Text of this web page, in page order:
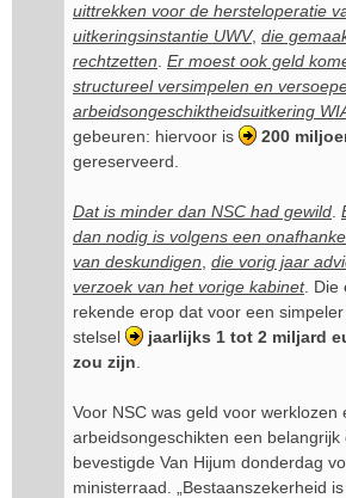
uittrekken voor de hersteloperatie
uitkeringsinstantie UWV, die
rechtzetten Er moest ook geld
structureel versimpelen en
arbeidsongeschiktheidsuitkering
gebeuren: hiervoor is
200
gereserveerd.
Dat is minder dan NSC had gewild
dan nodig is volgens een
van deskundigen die vorig jaar
verzoek van het vorige kabinet. Die
rekende erop dat voor een
stelsel
jaarlijks 1 tot 2 miljard
zou zijn
Voor NSC was geld voor werklozen
arbeidsongeschikten een belangrijk
bevestigde Van Hijum donderdag
ministerraad. „Bestaanszekerheid